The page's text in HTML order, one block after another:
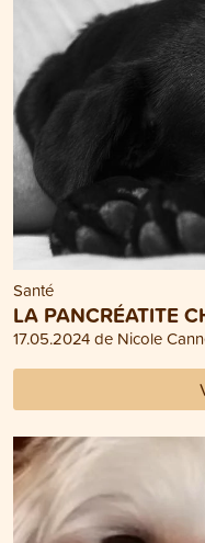
Santé
LA PANCRÉATITE
17.05.2024 de Nicole